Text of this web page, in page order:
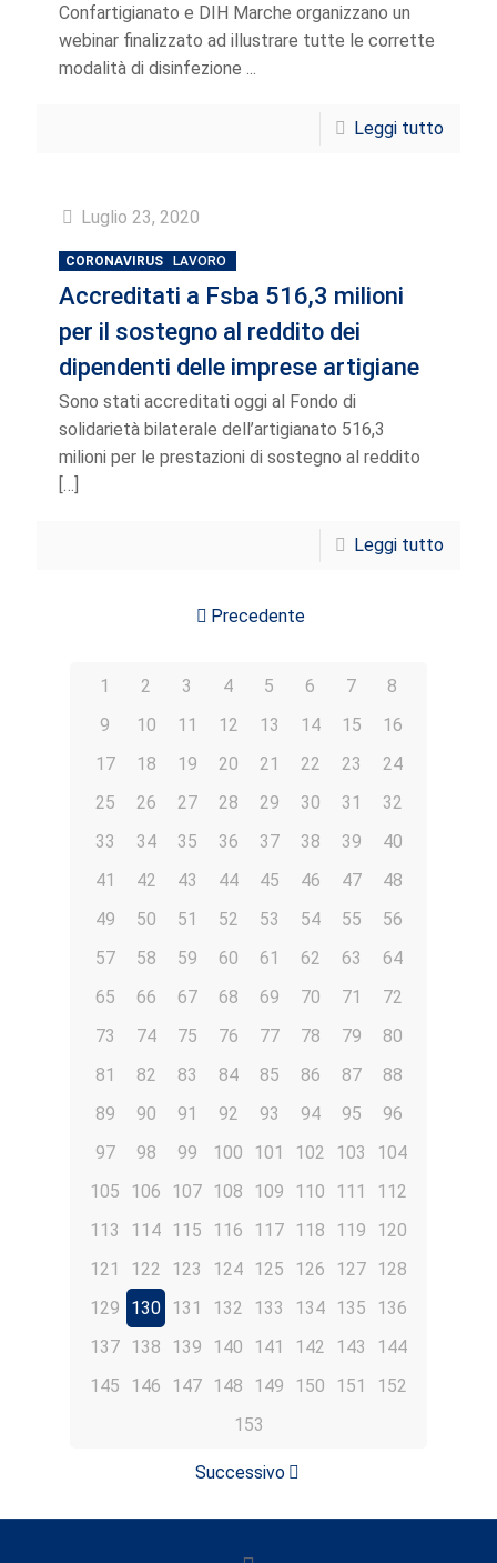
Confartigianato e DIH Marche organizzano un
webinar finalizzato ad illustrare tutte le corrette
modalità di disinfezione ...
Leggi tutto
Luglio 23, 2020
CORONAVIRUS LAVORO
Accreditati a Fsba 516,3 milioni
per il sostegno al reddito dei
dipendenti delle imprese artigiane
Sono stati accreditati oggi al Fondo di
solidarietà bilaterale dell’artigianato 516,3
milioni per le prestazioni di sostegno al reddito
[…]
Leggi tutto
Precedente
1 2 3 4 5 6 7
8
9
10 11 12 13 14 15
16
17
18 19 20 21 22 23
24
25
26 27 28 29 30 31
32
33
34 35 36 37 38 39
40
41
42 43 44 45 46 47
48
49
50 51 52 53 54 55
56
57
58 59 60 61 62 63
64
65
66 67 68 69 70 71
72
73
74 75 76 77 78 79
80
81
82 83 84 85 86 87
88
89
90 91 92 93 94 95
96
97
98 99 100 101 102 103
104
105
106 107 108 109 110 111
112
113
114 115 116 117 118 119
120
121
122 123 124 125 126 127 128
129
130 131 132 133 134 135
136
137 138 139 140 141 142 143
144
145
146 147 148 149 150 151
152
153
Successivo